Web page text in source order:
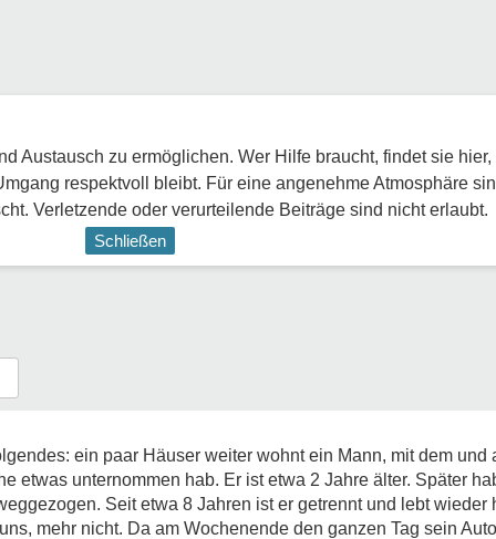
Austausch zu ermöglichen. Wer Hilfe braucht, findet sie
respektvoll bleibt. Für eine angenehme Atmosphäre
Verletzende oder verurteilende Beiträge sind nicht erlaubt.
Schließen
ein paar Häuser weiter wohnt ein Mann, mit dem und
etwas unternommen hab. Er ist etwa 2 Jahre älter. Später
Seit etwa 8 Jahren ist er getrennt und lebt
mehr nicht. Da am Wochenende den ganzen Tag sein